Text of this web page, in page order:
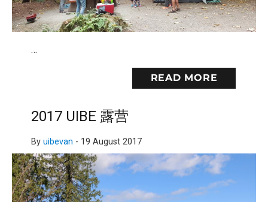
…
READ MORE
2017 UIBE 露营
By uibevan - 19 August 2017